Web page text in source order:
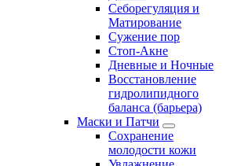
Себорегуляция и
Матирование
Сужение пор
Стоп-Акне
Дневные и Ночные
Восстановление
гидролипидного
баланса (барьера)
Маски и Патчи
Сохранение
молодости кожи